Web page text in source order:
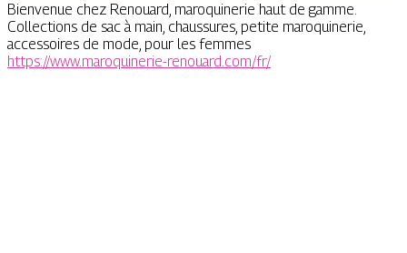
Bienvenue chez Renouard, maroquinerie haut de gamme.
Collections de sac à main, chaussures, petite maroquinerie,
accessoires de mode, pour les femmes
https://www.maroquinerie-renouard.com/fr/